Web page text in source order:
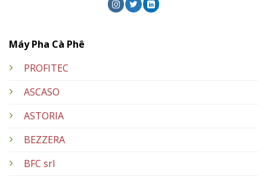
Máy Pha Cà Phê
PROFITEC
ASCASO
ASTORIA
BEZZERA
BFC srl